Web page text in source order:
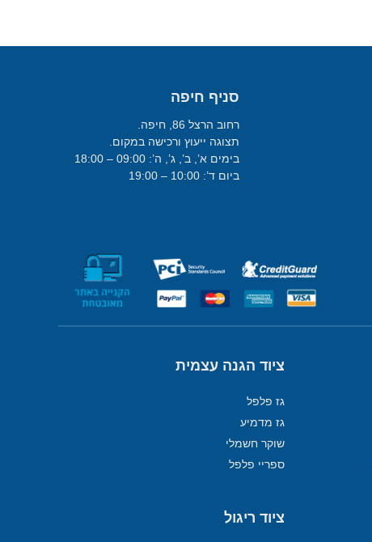
סניף חיפה
רחוב הרצל 86, חיפה.
תצוגה ייעוץ ורכישה במקום.
בימים א’, ב’, ג’, ה’: 09:00 – 18:00
ביום ד’: 10:00 – 19:00
ציוד הגנה עצמית
גז פלפל
גז מדמיע
שוקר חשמלי
ספריי פלפל
ציוד ריגול